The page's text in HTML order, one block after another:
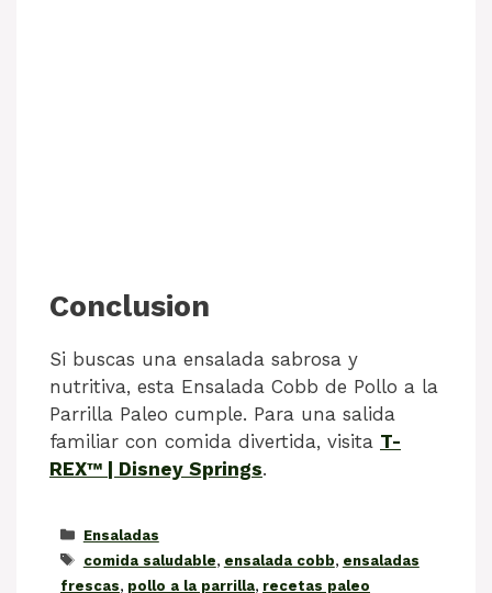
Conclusion
Si buscas una ensalada sabrosa y
nutritiva, esta Ensalada Cobb de Pollo a la
Parrilla Paleo cumple. Para una salida
familiar con comida divertida, visita T-
REX™ | Disney Springs.
Categorías
Ensaladas
Etiquetas
comida saludable, ensalada cobb, ensaladas
frescas, pollo a la parrilla, recetas paleo